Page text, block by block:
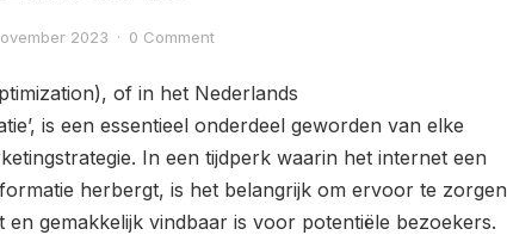
2023 · 0 Comment
of in het Nederlands
is een essentieel onderdeel geworden van elke
In een tijdperk waarin het internet een
herbergt, is het belangrijk om ervoor te zorgen
en gemakkelijk vindbaar is voor potentiële bezoekers.